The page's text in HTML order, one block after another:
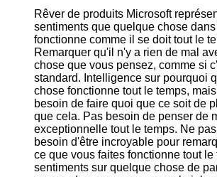
Rêver de produits Microsoft
sentiments que quelque chose
fonctionne comme il se doit tout le
Remarquer qu'il n'y a rien de mal
chose que vous pensez, comme si
standard. Intelligence sur pourquoi
chose fonctionne tout le temps,
besoin de faire quoi que ce soit de
que cela. Pas besoin de penser de
exceptionnelle tout le temps. Ne
besoin d'être incroyable pour
ce que vous faites fonctionne tout le
sentiments sur quelque chose de